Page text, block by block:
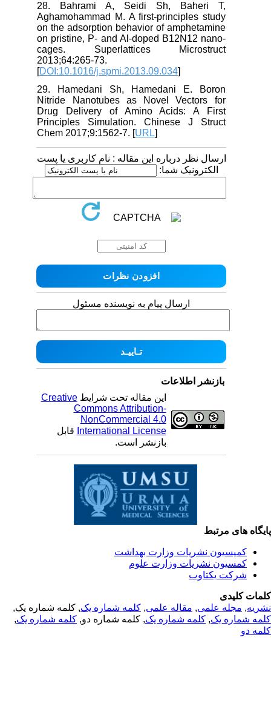
28. Bahrami A, Seidi Sh, Baheri T,
Aghamohammad M. A first-principles study
on the adsorption behavior of amphetamine
on pristine, P- and Al-doped B12N12 nano-
cages. Superlattices Microstruct
2013;64:265-73.
[DOI:10.1016/j.spmi.2013.09.034
29. Hamedani Sh, Hamedani E. Boron
Nitride Nanotubes as Novel Vectors for
Drug Delivery of Amino Acids: A First
Principles Simulation. Chinese J Struct
Chem 2017;9:1562-7. [URL
ارسال نظر درباره این مقاله : نام کاربری یا پست
الکترونیک شما:
ارسال پیام به نویسنده مسئول
بازنشر اطلاعات
این مقاله تحت شرایطCreative
Commons Attribution-
NonCommercial 4.0
International Licenseقابل
بازنشر است.
های مرتبط
کمیسیون نشریات وزارت بهداشت
کمسیون نشریات وزارت علوم
شرکت یکتاوب
کلیدی
,مجله علمی, مقاله علمی, کلمه شماره یک, کلمه شماره یک,
شماره یک,کلمه شماره یک, کلمه شماره دو,کلمه شماره یک,
دو